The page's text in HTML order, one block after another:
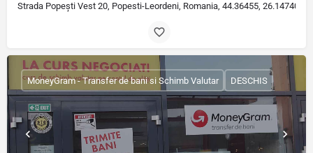
Strada Popești Vest 20, Popesti-Leordeni, Romania, 44.36455, 26.14740
MoneyGram - Transfer de bani si Schimb Valutar DESCHIS